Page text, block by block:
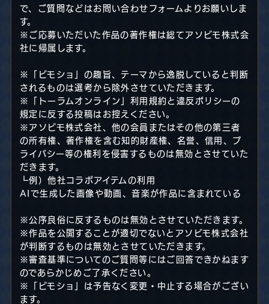
で、ご質問などはお問い合わせフォームよりお願いしま
す。
※ご応募いただいた作品の著作権は総てアソビモ株式会
社に帰属します。
※「ビモショ」の趣旨、テーマから逸脱していると判断
されるものは選考から除外させていただきます。
※「トーラムオンライン」利用規約と違反ポリシーの
規定に反する投稿はお控えください。
※アソビモ株式会社、他の会員またはその他の第三者
の所有権、著作権を含む知的財産権、名誉、信用、プ
ライバシー等の権利を侵害するものは無効とさせていた
だきます。
┗例）他社コラボアイテムの利用
AIで生成した画像や動画、音楽が作品に含まれている
※公序良俗に反するものは無効とさせていただきます。
※作品を公開することが適切でないとアソビモ株式会社
が判断するものは無効とさせていただきます。
※審査基準についてのご質問等にはご回答できかねます
のであらかじめご了承ください。
※「ビモショ」は予告なく変更・中止する場合がござい
ます。